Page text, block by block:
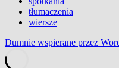
tłumaczenia
wiersze
Dumnie wspierane przez